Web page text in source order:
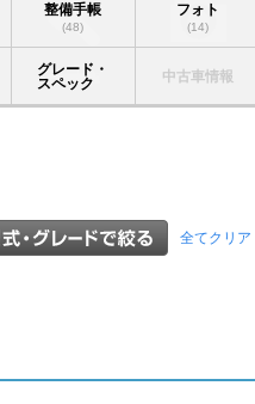
整備手帳
(48)
フォト
(14)
グレード・
スペック
中古車情報
全てクリア